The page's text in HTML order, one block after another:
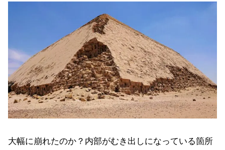
大幅に崩れたのか？内部がむき出しになっている箇所